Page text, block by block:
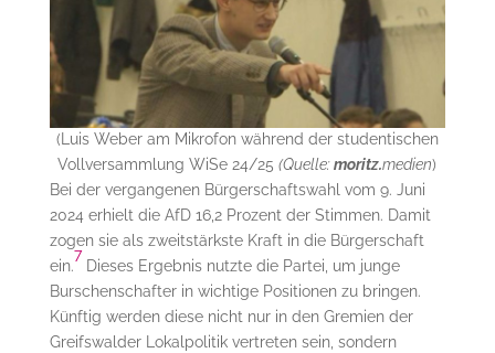
(Luis Weber am Mikrofon während der studentischen
Vollversammlung WiSe 24/25(Quelle:moritz.medien)
Bei der vergangenen Bürgerschaftswahl vom 9. Juni
2024 erhielt die AfD 16,2 Prozent der Stimmen. Damit
zogen sie als zweitstärkste Kraft in die Bürgerschaft
ein.
7
Dieses Ergebnis nutzte die Partei, um junge
Burschenschafter in wichtige Positionen zu bringen.
Künftig werden diese nicht nur in den Gremien der
Greifswalder Lokalpolitik vertreten sein, sondern